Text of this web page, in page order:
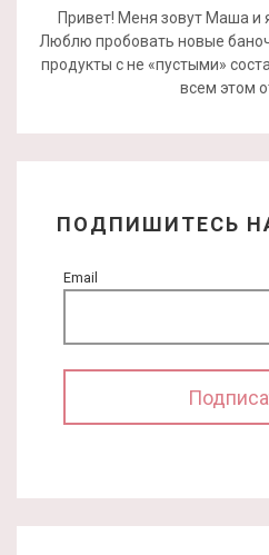
Привет! Меня зовут Маша и
Люблю пробовать новые
продукты с не «пустыми»
всем этом
ПОДПИШИТЕСЬ
Email